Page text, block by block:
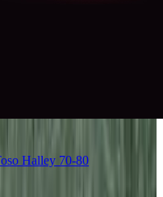
Halley 70-80